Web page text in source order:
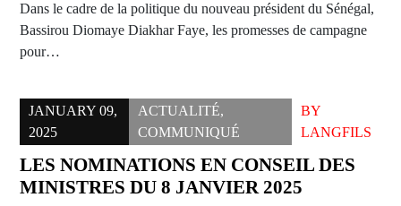
Dans le cadre de la politique du nouveau président du Sénégal,
Bassirou Diomaye Diakhar Faye, les promesses de campagne
pour…
JANUARY 09,
2025
ACTUALITÉ,
COMMUNIQUÉ
BY
LANGFILS
LES NOMINATIONS EN CONSEIL DES
MINISTRES DU 8 JANVIER 2025